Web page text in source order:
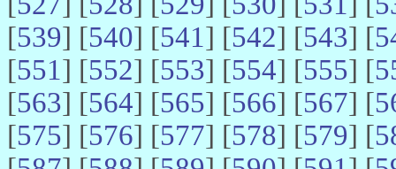
[539] [540] [541] [542] [543] [
[551] [552] [553] [554] [555] [
[563] [564] [565] [566] [567] [
[575] [576] [577] [578] [579] [